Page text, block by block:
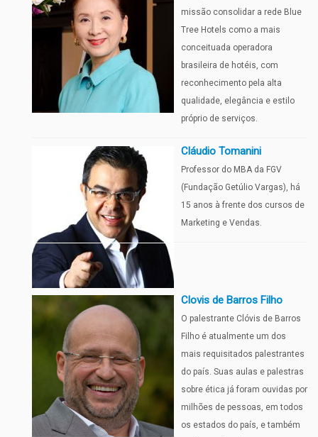
missão consolidar a rede Blue
Tree Hotels como a mais
conceituada operadora
brasileira de hotéis, com
reconhecimento pela alta
qualidade, elegância e estilo
próprio de serviços.
Cláudio Tomanini
Professor do MBA da FGV
(Fundação Getúlio Vargas), há
15 anos à frente dos cursos de
Marketing e Vendas.
Clovis de Barros Filho
O palestrante Clóvis de Barros
Filho é atualmente um dos
mais requisitados palestrantes
do país. Suas aulas e palestras
sobre ética já foram ouvidas por
milhões de pessoas, em todos
os estados do país, e também